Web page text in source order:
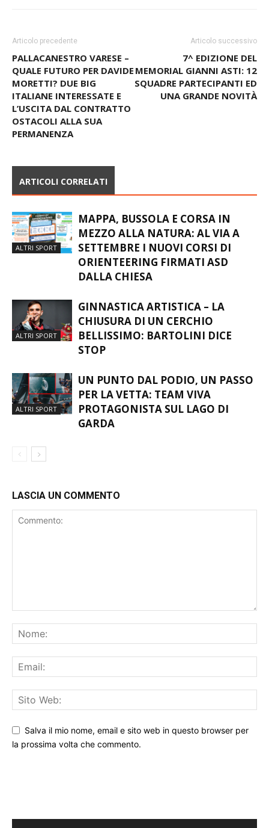
PALLACANESTRO VARESE –
QUALE FUTURO PER DAVIDE
MORETTI? DUE BIG
ITALIANE INTERESSATE E
L’USCITA DAL CONTRATTO
OSTACOLI ALLA SUA
PERMANENZA
7^ EDIZIONE DEL
MEMORIAL GIANNI ASTI: 12
SQUADRE PARTECIPANTI ED
UNA GRANDE NOVITÀ
ALTRI SPORT
MEZZO ALLA NATURA: AL VIA A
SETTEMBRE I NUOVI CORSI DI
ORIENTEERING FIRMATI ASD
DALLA CHIESA
ALTRI SPORT
CHIUSURA DI UN CERCHIO
BELLISSIMO: BARTOLINI DICE
STOP
ALTRI SPORT
PER LA VETTA: TEAM VIVA
PROTAGONISTA SUL LAGO DI
GARDA
la prossima volta che commento.